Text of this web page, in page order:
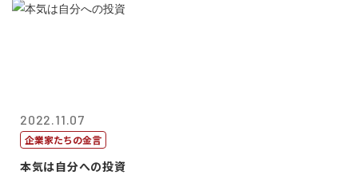
2022.11.07
企業家たちの金言
本気は自分への投資